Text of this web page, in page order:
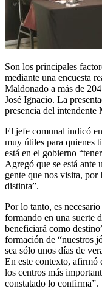
Son los principales
mediante una encuesta
Maldonado a más de
José Ignacio. La
presencia del
El jefe comunal indicó
muy útiles para quienes
está en el gobierno
Agregó que se está ante
gente que nos visita, por
distinta”.
Por lo tanto, es
formando en una suerte
beneficiará como
formación de “nuestros
sea sólo unos días de
En este contexto, afirmó
los centros más
constatado lo confirma”.